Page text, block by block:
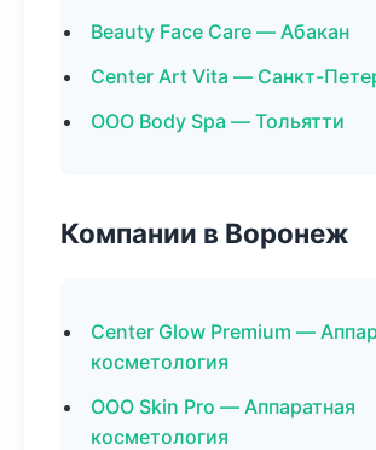
Beauty Face Care — Абакан
Center Art Vita — Санкт-
ООО Body Spa — Тольятти
Компании в Воронеж
Center Glow Premium —
косметология
ООО Skin Pro — Аппаратная
косметология